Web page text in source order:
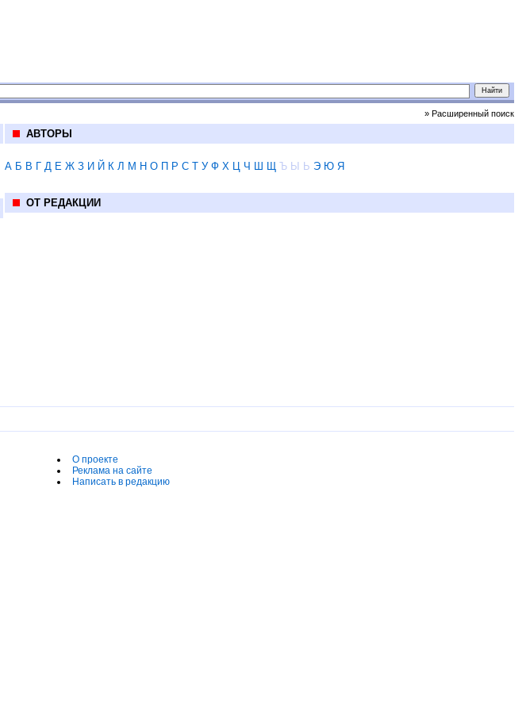
» Расширенный поиск
АВТОРЫ
А Б В Г Д Е Ж З И Й К Л М Н О П Р С Т У Ф Х Ц Ч Ш Щ Ъ Ы Ь Э Ю Я
ОТ РЕДАКЦИИ
О проекте
Реклама на сайте
Написать в редакцию